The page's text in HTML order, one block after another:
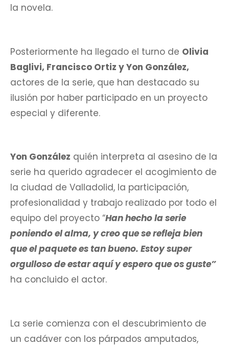
la novela.
Posteriormente ha llegado el turno de Olivia
Baglivi, Francisco Ortiz y Yon González,
actores de la serie, que han destacado su
ilusión por haber participado en un proyecto
especial y diferente.
Yon González quién interpreta al asesino de la
serie ha querido agradecer el acogimiento de
la ciudad de Valladolid, la participación,
profesionalidad y trabajo realizado por todo el
equipo del proyecto “Han hecho la serie
poniendo el alma, y creo que se refleja bien
que el paquete es tan bueno. Estoy super
orgulloso de estar aquí y espero que os guste”
ha concluido el actor.
La serie comienza con el descubrimiento de
un cadáver con los párpados amputados,